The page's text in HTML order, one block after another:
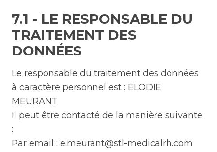
7.1 - LE RESPONSABLE DU
TRAITEMENT DES
DONNÉES
Le responsable du traitement des données
à caractère personnel est : ELODIE
MEURANT
Il peut être contacté de la manière suivante
:
Par email : e.meurant@stl-medicalrh.com